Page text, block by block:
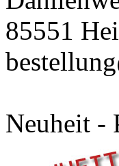
85551
Neuheit -